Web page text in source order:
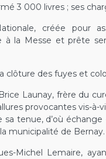
3 000 livres ; ses
créée pour
à la Messe et prête
clôture des fuyes et
Launay, frère du
provocantes vis-à-
tenue, d’où
municipalité de Bernay.
Michel Lemaire,